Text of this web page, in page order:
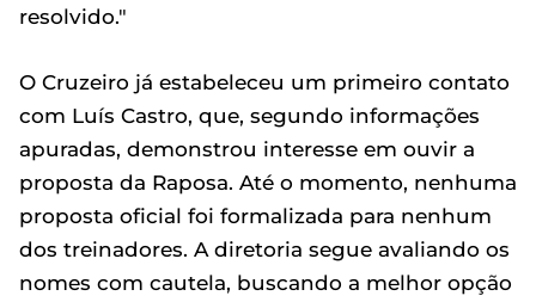
resolvido."
O Cruzeiro já estabeleceu um primeiro contato
com Luís Castro, que, segundo informações
apuradas, demonstrou interesse em ouvir a
proposta da Raposa. Até o momento, nenhuma
proposta oficial foi formalizada para nenhum
dos treinadores. A diretoria segue avaliando os
nomes com cautela, buscando a melhor opção